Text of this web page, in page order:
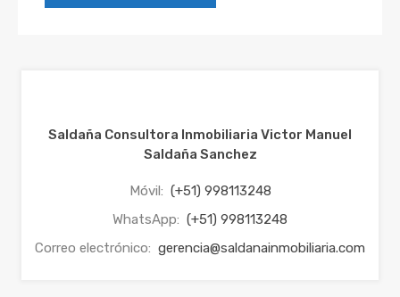
Saldaña Consultora Inmobiliaria Victor Manuel
Saldaña Sanchez
Móvil: (+51) 998113248
WhatsApp: (+51) 998113248
Correo electrónico: gerencia@saldanainmobiliaria.com